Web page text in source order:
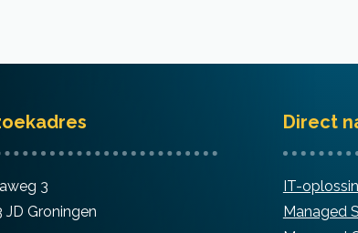
3
JD Groningen
Direct
IT-
Managed